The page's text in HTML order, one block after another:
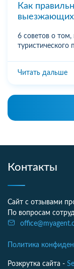
Как
6 советов о том,
туристического
Читать дальше
Контакты
Сайт с отзывами
По вопросам
Политика
Розкрутка сайта -